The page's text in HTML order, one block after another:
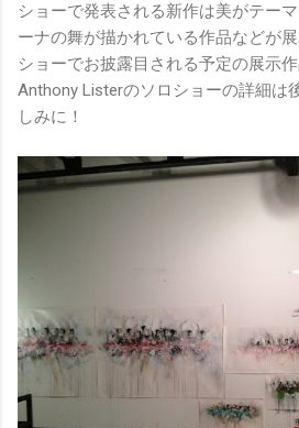
ショーで発表される新作は美がテー
ーナの舞が描かれている作品などが展
ショーでお披露目される予定の展示作
Anthony Listerのソロショーの詳細は
しみに！